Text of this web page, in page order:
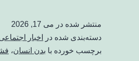
منتشر شده در می 17, 2026
دسته‌بندی شده در
اخبار
برچسب خورده با بدن انسان،